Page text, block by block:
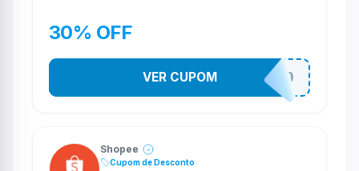
30% OFF
CASATEL30
VER CUPOM
Shopee
Cupom de Desconto